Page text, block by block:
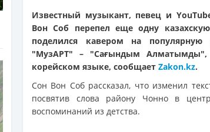
Известный музыкант, певец и
Вон Соб перепел еще одну
поделился кавером на популярную
"МузАРТ" – "Сағындым Алматымды",
корейском языке, сообщает Zakon.kz.
Сон Вон Соб рассказал, что изменил
посвятив слова району Чонно в
воспоминаний из детства.